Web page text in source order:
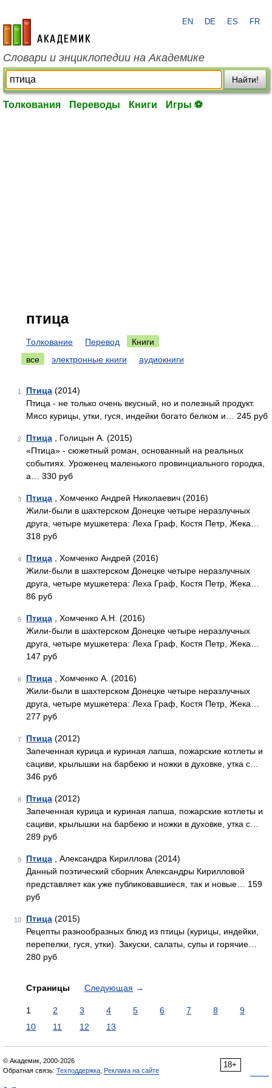
academic.ru
EN DE ES FR
Словари и энциклопедии на Академике
Найти!
Толкования Переводы Книги Игры ⚽
птица
Толкование Перевод
Книги
все
электронные книги аудиокниги
1 Птица (2014)
Птица - не только очень вкусный, но и полезный продукт.
Мясо курицы, утки, гуся, индейки богато белком и… 245 руб
2 Птица , Голицын А. (2015)
«Птица» - сюжетный роман, основанный на реальных
событиях. Уроженец маленького провинциального городка,
а… 330 руб
3 Птица , Хомченко Андрей Николаевич (2016)
Жили-были в шахтерском Донецке четыре неразлучных
друга, четыре мушкетера: Леха Граф, Костя Петр, Жека…
318 руб
4 Птица , Хомченко Андрей (2016)
Жили-были в шахтерском Донецке четыре неразлучных
друга, четыре мушкетера: Леха Граф, Костя Петр, Жека…
86 руб
5 Птица , Хомченко А.Н. (2016)
Жили-были в шахтерском Донецке четыре неразлучных
друга, четыре мушкетера: Леха Граф, Костя Петр, Жека…
147 руб
6 Птица , Хомченко А. (2016)
Жили-были в шахтерском Донецке четыре неразлучных
друга, четыре мушкетера: Леха Граф, Костя Петр, Жека…
277 руб
7 Птица (2012)
Запеченная курица и куриная лапша, пожарские котлеты и
сациви, крылышки на барбекю и ножки в духовке, утка с…
346 руб
8 Птица (2012)
Запеченная курица и куриная лапша, пожарские котлеты и
сациви, крылышки на барбекю и ножки в духовке, утка с…
289 руб
9 Птица , Александра Кириллова (2014)
Данный поэтический сборник Александры Кирилловой
представляет как уже публиковавшиеся, так и новые… 159
руб
10 Птица (2015)
Рецепты разнообразных блюд из птицы (курицы, индейки,
перепелки, гуся, утки). Закуски, салаты, супы и горячие…
280 руб
Страницы Следующая →
1 2 3 4 5 6 7 8
9
10
11 12 13
18+
© Академик, 2000-2026
Обратная связь: Техподдержка Реклама на сайте